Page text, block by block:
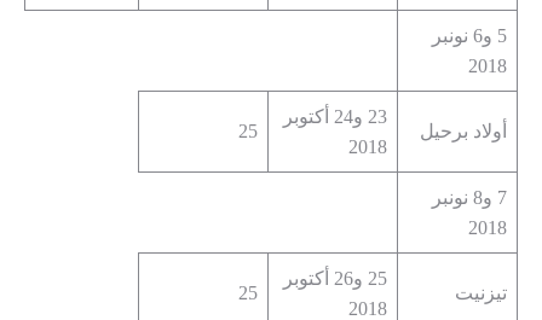
5 و6 نونبر
2018
أولاد برحيل
23 و24 أكتوبر
2018
25
7 و8 نونبر
2018
تيزنيت
25 و26 أكتوبر
2018
25